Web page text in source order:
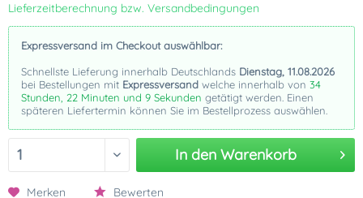
Lieferzeitberechnung bzw. Versandbedingungen
Expressversand im Checkout auswählbar:
Schnellste Lieferung innerhalb Deutschlands Dienstag, 11.08.2026
bei Bestellungen mit Expressversand welche innerhalb von 34
Stunden, 22 Minuten und 9 Sekunden getätigt werden. Einen
späteren Liefertermin können Sie im Bestellprozess auswählen.
In den Warenkorb
Merken Bewerten